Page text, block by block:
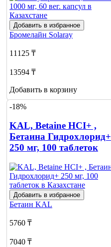
Добавить в избранное
Бромелайн Solaray
11125 ₸
13594 ₸
Добавить в корзину
-18%
KAL, Betaine HCI+ ,
Бетаина Гидрохлорид+
250 мг, 100 таблеток
Добавить в избранное
Бетаин KAL
5760 ₸
7040 ₸